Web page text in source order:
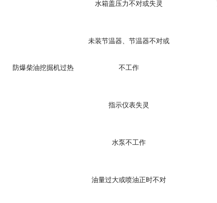
水箱盖压力不对或失灵
未装节温器、节温器不对或
防爆柴油挖掘机过热 不工作
指示仪表失灵
水泵不工作
油量过大或喷油正时不对